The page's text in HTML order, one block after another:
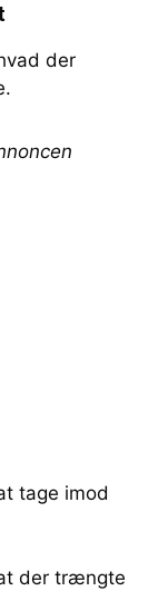
der
tage imod
der trængte